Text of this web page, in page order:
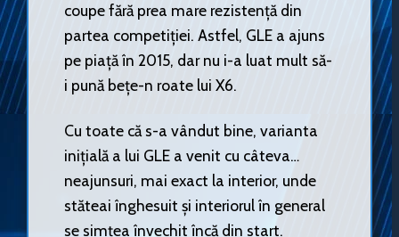
coupe fără prea mare rezistență din
partea competiției. Astfel, GLE a ajuns
pe piață în 2015, dar nu i-a luat mult să-
i pună bețe-n roate lui X6.
Cu toate că s-a vândut bine, varianta
inițială a lui GLE a venit cu câteva…
neajunsuri, mai exact la interior, unde
stăteai înghesuit și interiorul în general
se simțea învechit încă din start.